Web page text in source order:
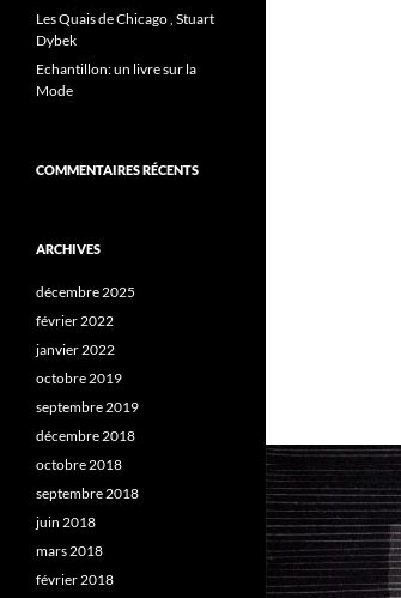
Les Quais de Chicago , Stuart
Dybek
Echantillon: un livre sur la
Mode
COMMENTAIRES RÉCENTS
ARCHIVES
décembre 2025
février 2022
janvier 2022
octobre 2019
septembre 2019
décembre 2018
octobre 2018
septembre 2018
juin 2018
mars 2018
février 2018